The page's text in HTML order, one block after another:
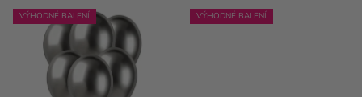
Naše
Tipy
VÝHODNÉ BALENÍ VÝHODNÉ BALENÍ